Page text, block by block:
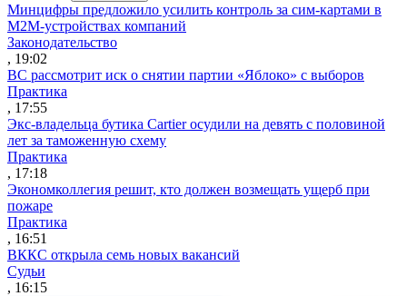
Минцифры предложило усилить контроль за сим-картами в
M2M-устройствах компаний
Законодательство
, 19:02
ВС рассмотрит иск о снятии партии «Яблоко» с выборов
Практика
, 17:55
Экс-владельца бутика Cartier осудили на девять с половиной
лет за таможенную схему
Практика
, 17:18
Экономколлегия решит, кто должен возмещать ущерб при
пожаре
Практика
, 16:51
ВККС открыла семь новых вакансий
Судьи
, 16:15